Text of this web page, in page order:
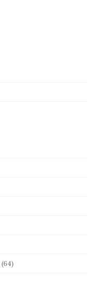
(64)